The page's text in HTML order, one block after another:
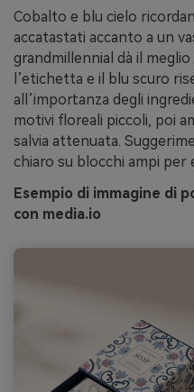
Cobalto e blu cielo
accatastati accanto a un
grandmillennial dà il
l’etichetta e il blu scuro
all’importanza degli
motivi floreali piccoli, poi
salvia attenuata.
chiaro su blocchi ampi per
Esempio di immagine di
con media.io